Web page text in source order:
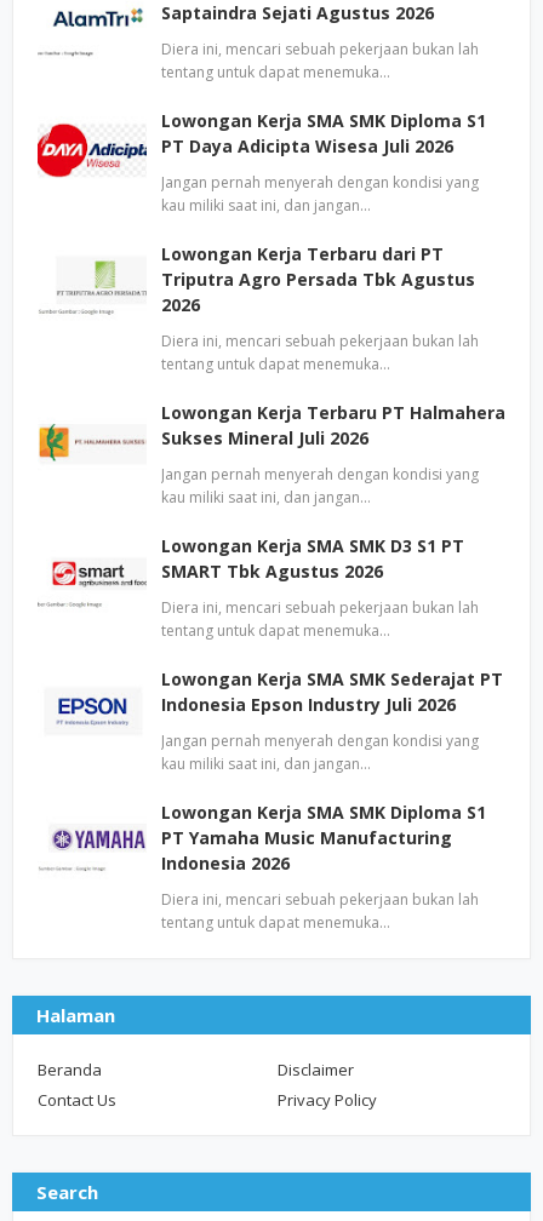
Saptaindra Sejati Agustus 2026
Diera ini, mencari sebuah pekerjaan bukan lah
tentang untuk dapat menemuka…
Lowongan Kerja SMA SMK Diploma S1
PT Daya Adicipta Wisesa Juli 2026
Jangan pernah menyerah dengan kondisi yang
kau miliki saat ini, dan jangan…
Lowongan Kerja Terbaru dari PT
Triputra Agro Persada Tbk Agustus
2026
Diera ini, mencari sebuah pekerjaan bukan lah
tentang untuk dapat menemuka…
Lowongan Kerja Terbaru PT Halmahera
Sukses Mineral Juli 2026
Jangan pernah menyerah dengan kondisi yang
kau miliki saat ini, dan jangan…
Lowongan Kerja SMA SMK D3 S1 PT
SMART Tbk Agustus 2026
Diera ini, mencari sebuah pekerjaan bukan lah
tentang untuk dapat menemuka…
Lowongan Kerja SMA SMK Sederajat PT
Indonesia Epson Industry Juli 2026
Jangan pernah menyerah dengan kondisi yang
kau miliki saat ini, dan jangan…
Lowongan Kerja SMA SMK Diploma S1
PT Yamaha Music Manufacturing
Indonesia 2026
Diera ini, mencari sebuah pekerjaan bukan lah
tentang untuk dapat menemuka…
Halaman
Beranda
Disclaimer
Contact Us
Privacy Policy
Search